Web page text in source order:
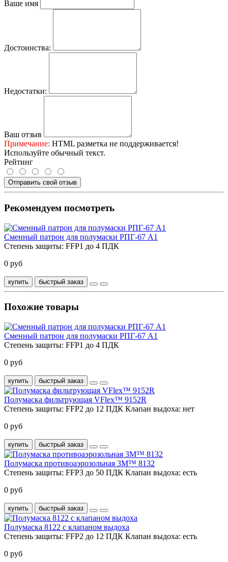
Ваше имя
Достоинства:
Недостатки:
Ваш отзыв
Примечание: HTML разметка не поддерживается!
Используйте обычный текст.
Рейтинг
Отправить свой отзыв
Рекомендуем посмотреть
Сменный патрон для полумаски РПГ-67 A1
Степень защиты: FFP1 до 4 ПДК
0 руб
купить быстрый заказ
Похожие товары
Сменный патрон для полумаски РПГ-67 A1
Степень защиты: FFP1 до 4 ПДК
0 руб
купить быстрый заказ
Полумаска фильтрующая VFlex™ 9152R
Степень защиты: FFP2 до 12 ПДК Клапан выдоха: нет
0 руб
купить быстрый заказ
Полумаска противоаэрозольная 3M™ 8132
Степень защиты: FFP3 до 50 ПДК Клапан выдоха: есть
0 руб
купить быстрый заказ
Полумаска 8122 с клапаном выдоха
Степень защиты: FFP2 до 12 ПДК Клапан выдоха: есть
0 руб